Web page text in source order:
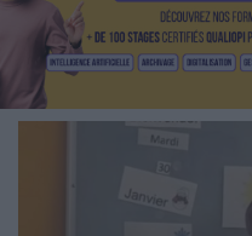
TRAVAIL COLLABORATIF
VIE NUMÉRIQUE
NUMÉRIQUE RESPONSABLE